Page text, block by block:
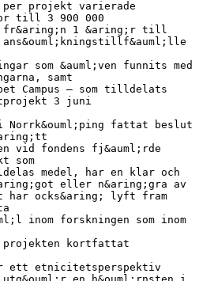
per projekt varierade
till 3 900 000
fr&aring;n 1 &aring;r till
som &auml;ven funnits med
samt
Campus – som tilldelats
3 juni
i Norrk&ouml;ping fattat beslut
vid fondens fj&auml;rde
som
medel, har en klar och
eller n&aring;gra av
har ocks&aring; lyft fram
inom forskningen som inom
projekten kortfattat
ett etnicitetsperspektiv